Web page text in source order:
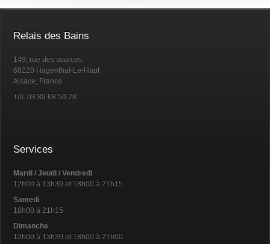
Relais des Bains
149, rue des sources
68220 Hagenthal-Le-Haut
Alsace, France
Tél. 03 89 68 50 28
Services
Mardi / Jeudi / Vendredi
12h00 à 13h30 et 18h00 à 21h15
Samedi
18h00 à 21h15
Dimanche
12h00 à 13h30 et 18h00 à 21h00